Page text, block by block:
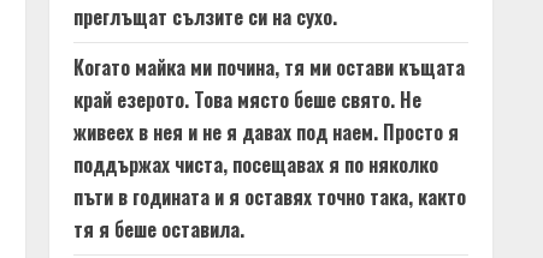
преглъщат сълзите си на сухо.
Когато майка ми почина, тя ми остави къщата
край езерото. Това място беше свято. Не
живеех в нея и не я давах под наем. Просто я
поддържах чиста, посещавах я по няколко
пъти в годината и я оставях точно така, както
тя я беше оставила.